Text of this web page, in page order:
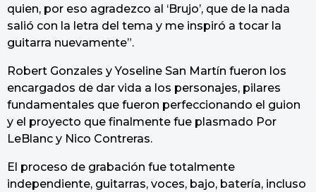
quien, por eso agradezco al ‘Brujo’, que de la nada
salió con la letra del tema y me inspiró a tocar la
guitarra nuevamente”.
Robert Gonzales y Yoseline San Martín fueron los
encargados de dar vida a los personajes, pilares
fundamentales que fueron perfeccionando el guion
y el proyecto que finalmente fue plasmado Por
LeBlanc y Nico Contreras.
El proceso de grabación fue totalmente
independiente, guitarras, voces, bajo, batería, incluso